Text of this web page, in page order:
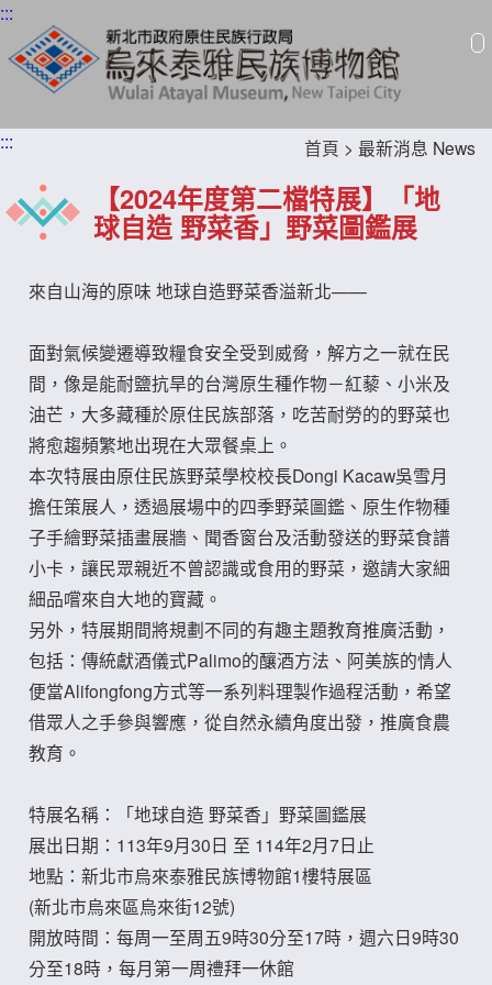
:::
:::
【2024年度第二檔特展】「地
球自造 野菜香」野菜圖鑑展
首頁 > 最新消息 News
來自山海的原味 地球自造野菜香溢新北——
面對氣候變遷導致糧食安全受到威脅，解方之一就在民
間，像是能耐鹽抗旱的台灣原生種作物－紅藜、小米及
油芒，大多藏種於原住民族部落，吃苦耐勞的的野菜也
將愈趨頻繁地出現在大眾餐桌上。
本次特展由原住民族野菜學校校長Dongi Kacaw吳雪月
擔任策展人，透過展場中的四季野菜圖鑑、原生作物種
子手繪野菜插畫展牆、聞香窗台及活動發送的野菜食譜
小卡，讓民眾親近不曾認識或食用的野菜，邀請大家細
細品嚐來自大地的寶藏。
另外，特展期間將規劃不同的有趣主題教育推廣活動，
包括：傳統獻酒儀式Palimo的釀酒方法、阿美族的情人
便當Alifongfong方式等一系列料理製作過程活動，希望
借眾人之手參與響應，從自然永續角度出發，推廣食農
教育。
特展名稱：「地球自造 野菜香」野菜圖鑑展
展出日期：113年9月30日 至 114年2月7日止
地點：新北市烏來泰雅民族博物館1樓特展區
(新北市烏來區烏來街12號)
開放時間：每周一至周五9時30分至17時，週六日9時30
分至18時，每月第一周禮拜一休館